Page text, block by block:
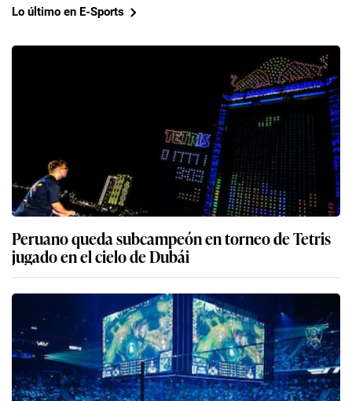
Lo último en E-Sports
Peruano queda subcampeón en torneo de Tetris
jugado en el cielo de Dubái